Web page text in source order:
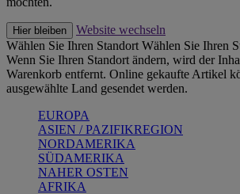
Hier bleiben
Website wechseln
Wählen Sie Ihren Standort Wählen Sie Ihren
Wenn Sie Ihren Standort ändern, wird der
Warenkorb entfernt. Online gekaufte Artikel
ausgewählte Land gesendet werden.
EUROPA
ASIEN / PAZIFIKREGION
NORDAMERIKA
SÜDAMERIKA
NAHER OSTEN
AFRIKA